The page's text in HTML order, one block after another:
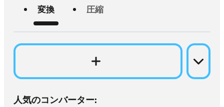
変換 圧縮
人気のコンバーター: